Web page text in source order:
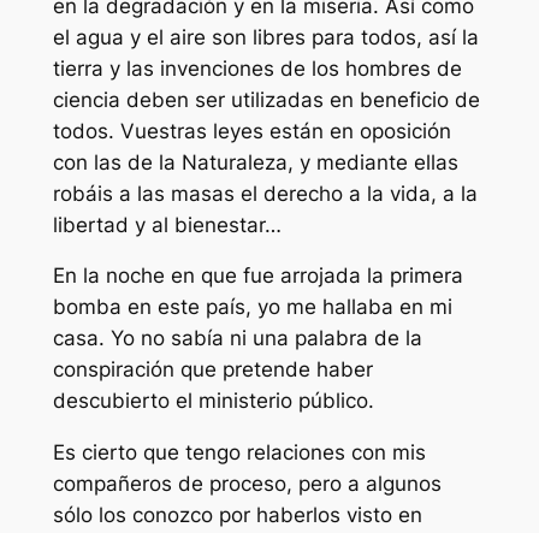
en la degradación y en la miseria. Así como
el agua y el aire son libres para todos, así la
tierra y las invenciones de los hombres de
ciencia deben ser utilizadas en beneficio de
todos. Vuestras leyes están en oposición
con las de la Naturaleza, y mediante ellas
robáis a las masas el derecho a la vida, a la
libertad y al bienestar…
En la noche en que fue arrojada la primera
bomba en este país, yo me hallaba en mi
casa. Yo no sabía ni una palabra de la
conspiración que pretende haber
descubierto el ministerio público.
Es cierto que tengo relaciones con mis
compañeros de proceso, pero a algunos
sólo los conozco por haberlos visto en